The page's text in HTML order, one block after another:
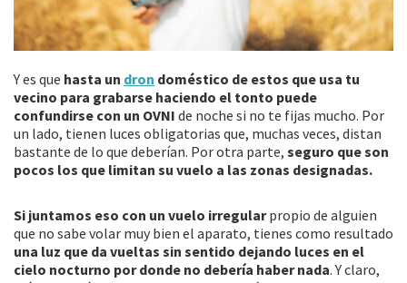
Y es que hasta un dron doméstico de estos que usa tu
vecino para grabarse haciendo el tonto puede
confundirse con un OVNI de noche si no te fijas mucho. Por
un lado, tienen luces obligatorias que, muchas veces, distan
bastante de lo que deberían. Por otra parte, seguro que son
pocos los que limitan su vuelo a las zonas designadas.
Si juntamos eso con un vuelo irregularpropio de alguien
que no sabe volar muy bien el aparato, tienes como resultado
una luz que da vueltas sin sentido dejando luces en el
cielo nocturno por donde no debería haber nada. Y claro,